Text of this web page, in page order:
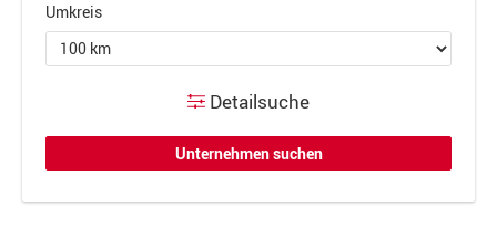
Umkreis
Detailsuche